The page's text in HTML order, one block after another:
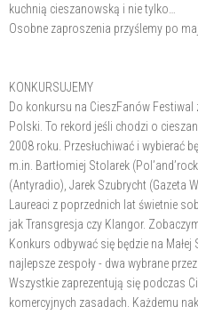
kuchnią cieszanowską i nie tylko…
Osobne zaproszenia przyślemy po
KONKURSUJEMY
Do konkursu na CieszFanów Festiwal
Polski. To rekord jeśli chodzi o
2008 roku. Przesłuchiwać i wybierać
m.in. Bartłomiej Stolarek
(Antyradio), Jarek Szubrycht (Gazeta
Laureaci z poprzednich lat świetnie
jak Transgresja czy Klangor.
Konkurs odbywać się będzie na
najlepsze zespoły - dwa wybrane
Wszystkie zaprezentują się podczas
komercyjnych zasadach. Każdemu